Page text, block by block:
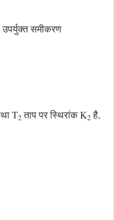
समीकरण
T2ताप पर स्थिरांक K2है,